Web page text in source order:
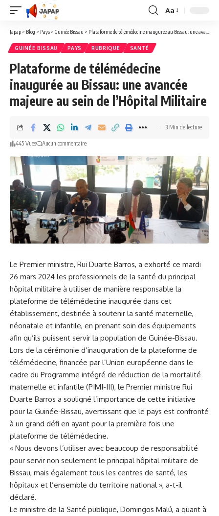
Redimensionner
Aa
Japap > Blog > Pays > Guinée Bissau > Plataforme de télémédecine inaugurée au Bissau: une avancée majeure au sein de l’Hôpital Militaire
GUINÉE BISSAU PAYS RUBRIQUE SANTÉ
Plataforme de télémédecine
inaugurée au Bissau: une avancée
majeure au sein de l’Hôpital Militaire
445 Vues Aucun commentaire
3 Min de lecture
Le Premier ministre, Rui ⁢Duarte Barros, a exhorté ce mardi
26 ‌mars 2024 les ⁣professionnels de la santé du principal
hôpital militaire à utiliser‍ de manière responsable​ la
plateforme de télémédecine inaugurée⁣ dans⁤ cet
établissement, destinée à soutenir la santé maternelle,
néonatale et infantile, en ​prenant soin des équipements
afin qu’ils puissent servir la population de Guinée-Bissau.
Lors de la‌ cérémonie d’inauguration de la plateforme de
télémédecine, financée par l’Union européenne dans le
⁢cadre du Programme intégré de réduction de la mortalité
maternelle et infantile (PIMI-III), le Premier ministre Rui
⁤Duarte⁢ Barros a souligné l’importance de⁤ cette initiative
pour ​la‍ Guinée-Bissau, avertissant que le‍ pays est confronté
à un grand défi en ⁤ayant pour la première fois une
‍plateforme de télémédecine.
« Nous devons l’utiliser avec beaucoup de responsabilité
pour ‍servir non seulement ‍le principal hôpital militaire‍ de
Bissau, mais également tous les centres de santé,⁤ les
hôpitaux et l’ensemble du territoire national », a-t-il
déclaré.
Le ⁢ministre de la Santé publique, ‌Domingos Malú, a quant à